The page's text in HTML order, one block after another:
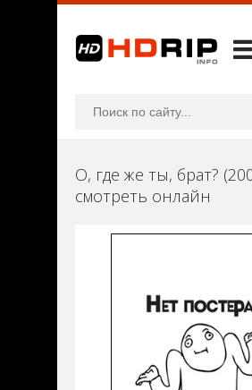
О, где же ты, брат?
смотреть онлайн